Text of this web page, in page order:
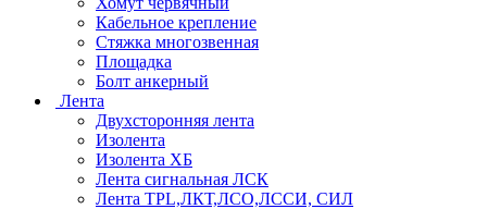
Кабельное крепление
Стяжка многозвенная
Площадка
Болт анкерный
Лента
Двухсторонняя лента
Изолента
Изолента ХБ
Лента сигнальная ЛСК
Лента TPL,ЛКТ,ЛСО,ЛССИ, СИЛ